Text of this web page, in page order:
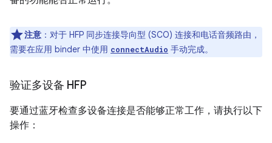
注意 ：对于 HFP 同步连接导向型 (SCO) 连接和电话音频路由，
需要在应用 binder 中使用 connectAudio 手动完成。
验证多设备 HFP
要通过蓝牙检查多设备连接是否能够正常工作，请执行以下
操作：